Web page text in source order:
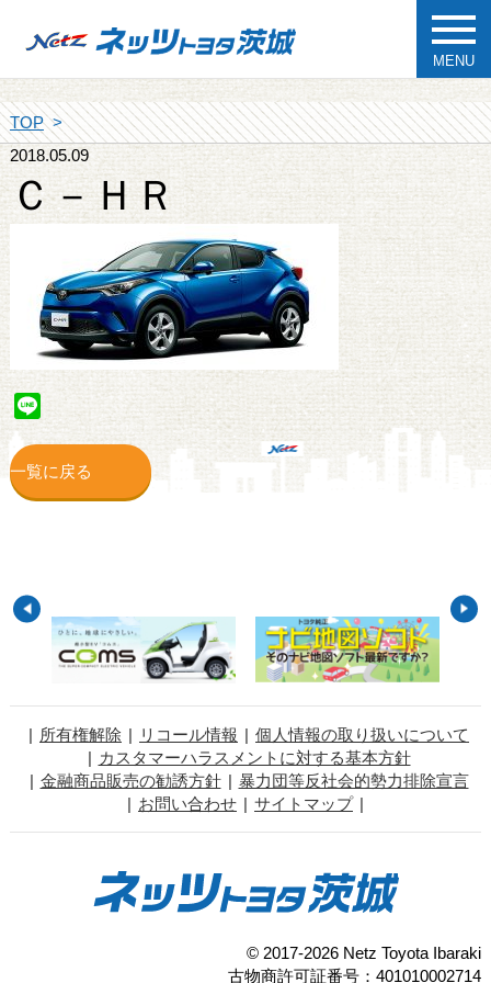
MENU
TOP
2018.05.09
Ｃ－ＨＲ
Line
一覧に戻る
所有権解除 リコール情報
個人情報の取り扱いについて
カスタマーハラスメントに対する基本方針
金融商品販売の勧誘方針
暴力団等反社会的勢力排除宣言
お問い合わせ
サイトマップ
© 2017-2026 Netz Toyota Ibaraki
古物商許可証番号：401010002714